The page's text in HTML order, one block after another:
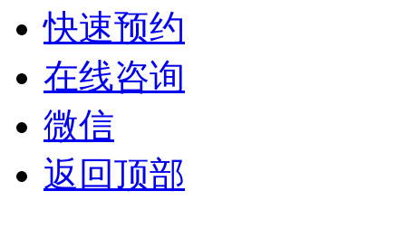
快速预约
在线咨询
微信
返回顶部